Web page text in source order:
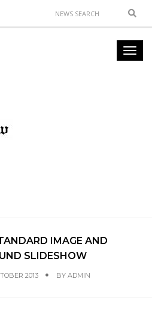
IMAGE AND
SLIDESHOW
2013 BY ADMIN